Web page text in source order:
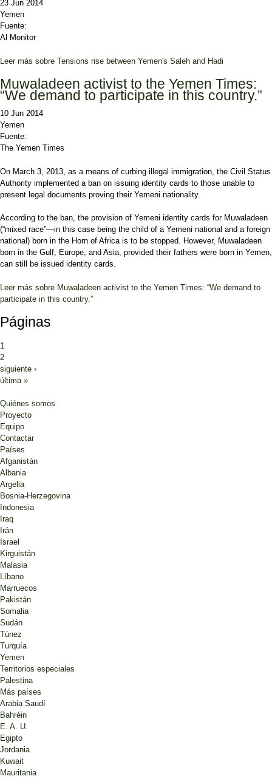
23 Jun 2014
Yemen
Fuente:
Al Monitor
Leer más sobre Tensions rise between Yemen's Saleh and Hadi
Muwaladeen activist to the Yemen Times:
“We demand to participate in this country.”
10 Jun 2014
Yemen
Fuente:
The Yemen Times
On March 3, 2013, as a means of curbing illegal immigration, the Civil Status
Authority implemented a ban on issuing identity cards to those unable to
present legal documents proving their Yemeni nationality.
According to the ban, the provision of Yemeni identity cards for Muwaladeen
(“mixed race”—in this case being the child of a Yemeni national and a foreign
national) born in the Horn of Africa is to be stopped. However, Muwaladeen
born in the Gulf, Europe, and Asia, provided their fathers were born in Yemen,
can still be issued identity cards.
Leer más sobre Muwaladeen activist to the Yemen Times: “We demand to
participate in this country.”
Páginas
1
2
siguiente ›
última »
Quiénes somos
Proyecto
Equipo
Contactar
Países
Afganistán
Albania
Argelia
Bosnia-Herzegovina
Indonesia
Iraq
Irán
Israel
Kirguistán
Malasia
Líbano
Marruecos
Pakistán
Somalia
Sudán
Túnez
Turquía
Yemen
Territorios especiales
Palestina
Más países
Arabia Saudí
Bahréin
E. A. U.
Egipto
Jordania
Kuwait
Mauritania